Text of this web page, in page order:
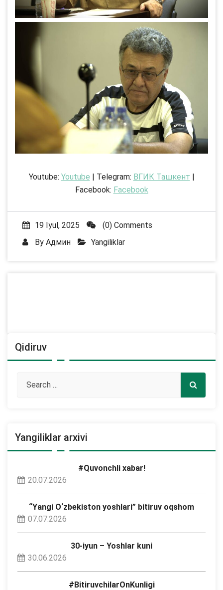
Youtube: Youtube | Telegram: ВГИК Ташкент |
Facebook: Facebook
19 Iyul, 2025
(0) Comments
By Админ Yangiliklar
Qidiruv
Yangiliklar arxivi
#Quvonchli xabar!
20.07.2026
“Yangi O‘zbekiston yoshlari” bitiruv oqshom
07.07.2026
30-iyun – Yoshlar kuni
30.06.2026
#BitiruvchilarOnKunligi